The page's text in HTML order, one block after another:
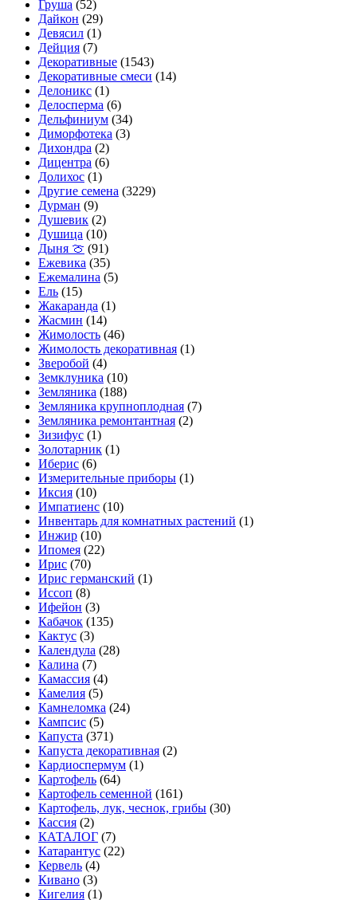
Груша (52)
Дайкон (29)
Девясил (1)
Дейция (7)
Декоративные (1543)
Декоративные смеси (14)
Делоникс (1)
Делосперма (6)
Дельфиниум (34)
Диморфотека (3)
Дихондра (2)
Дицентра (6)
Долихос (1)
Другие семена (3229)
Дурман (9)
Душевик (2)
Душица (10)
Дыня 🍈 (91)
Ежевика (35)
Ежемалина (5)
Ель (15)
Жакаранда (1)
Жасмин (14)
Жимолость (46)
Жимолость декоративная (1)
Зверобой (4)
Земклуника (10)
Земляника (188)
Земляника крупноплодная (7)
Земляника ремонтантная (2)
Зизифус (1)
Золотарник (1)
Иберис (6)
Измерительные приборы (1)
Иксия (10)
Импатиенс (10)
Инвентарь для комнатных растений (1)
Инжир (10)
Ипомея (22)
Ирис (70)
Ирис германский (1)
Иссоп (8)
Ифейон (3)
Кабачок (135)
Кактус (3)
Календула (28)
Калина (7)
Камассия (4)
Камелия (5)
Камнеломка (24)
Кампсис (5)
Капуста (371)
Капуста декоративная (2)
Кардиоспермум (1)
Картофель (64)
Картофель семенной (161)
Картофель, лук, чеснок, грибы (30)
Кассия (2)
КАТАЛОГ (7)
Катарантус (22)
Кервель (4)
Кивано (3)
Кигелия (1)